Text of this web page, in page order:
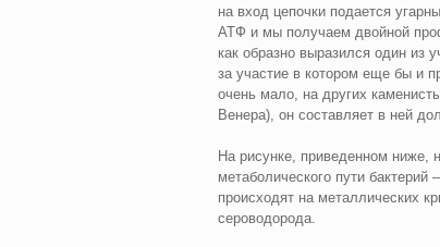
на вход цепочки подается
АТФ и мы получаем двойной
как образно выразился один из
за участие в котором еще бы и
очень мало, на других
Венера), он составляет в ней
На рисунке, приведенном ниже,
метаболического пути
происходят на металлических
сероводорода.